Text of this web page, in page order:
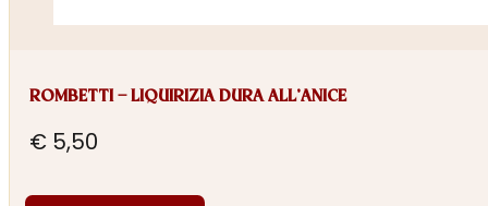
ROMBETTI – LIQUIRIZIA DURA ALL’ANICE
€ 5,50